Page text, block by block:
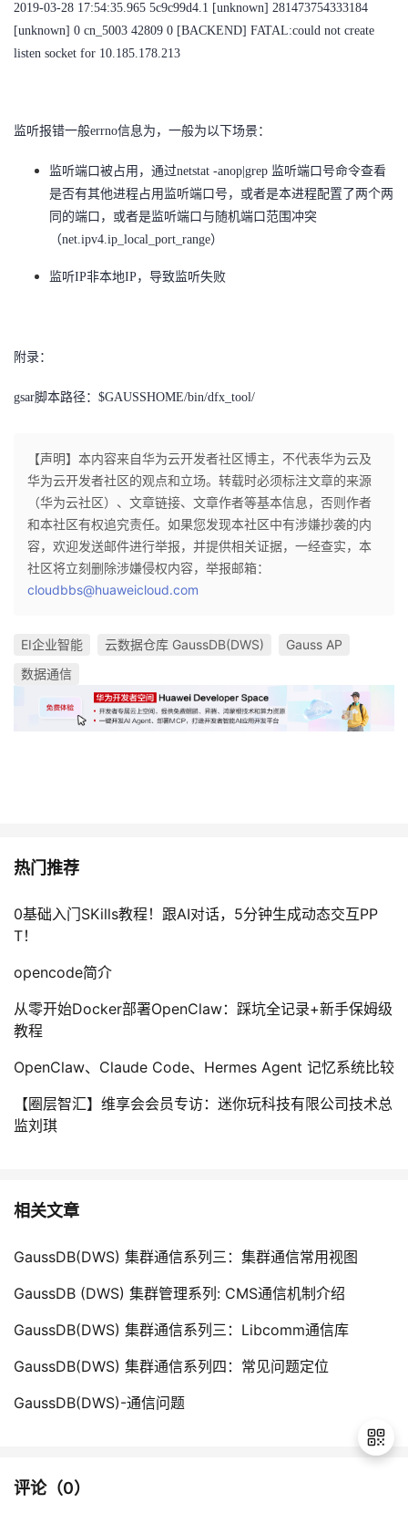
2019-03-28 17:54:35.965 5c9c99d4.1 [unknown] 281473754333184
[unknown] 0 cn_5003 42809 0 [BACKEND] FATAL:could not create
listen socket for 10.185.178.213
监听报错一般errno信息为，一般为以下场景：
监听端口被占用，通过netstat -anop|grep 监听端口号命令查看
是否有其他进程占用监听端口号，或者是本进程配置了两个两
同的端口，或者是监听端口与随机端口范围冲突
（net.ipv4.ip_local_port_range）
监听IP非本地IP，导致监听失败
附录：
gsar脚本路径：$GAUSSHOME/bin/dfx_tool/
【声明】本内容来自华为云开发者社区博主，不代表华为云及
华为云开发者社区的观点和立场。转载时必须标注文章的来源
（华为云社区）、文章链接、文章作者等基本信息，否则作者
和本社区有权追究责任。如果您发现本社区中有涉嫌抄袭的内
容，欢迎发送邮件进行举报，并提供相关证据，一经查实，本
社区将立刻删除涉嫌侵权内容，举报邮箱：
cloudbbs@huaweicloud.com
EI企业智能 云数据仓库 GaussDB(DWS)
Gauss AP
数据通信
热门推荐
0基础入门SKills教程！跟AI对话，5分钟生成动态交互PP
T！
opencode简介
从零开始Docker部署OpenClaw：踩坑全记录+新手保姆级
教程
OpenClaw、Claude Code、Hermes Agent 记忆系统比较
【圈层智汇】维享会会员专访：迷你玩科技有限公司技术总
监刘琪
相关文章
GaussDB(DWS) 集群通信系列三：集群通信常用视图
GaussDB (DWS) 集群管理系列: CMS通信机制介绍
GaussDB(DWS) 集群通信系列三：Libcomm通信库
GaussDB(DWS) 集群通信系列四：常见问题定位
GaussDB(DWS)-通信问题
评论（0）